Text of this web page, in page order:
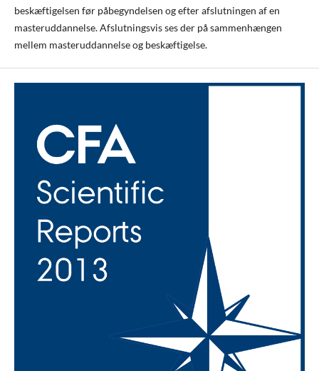
beskæftigelsen før påbegyndelsen og efter afslutningen af en
masteruddannelse. Afslutningsvis ses der på sammenhængen
mellem masteruddannelse og beskæftigelse.